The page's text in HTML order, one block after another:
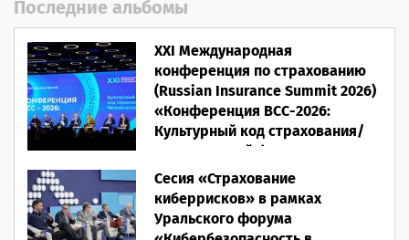
Последние альбомы
XXI Международная
конференция по страхованию
(Russian Insurance Summit 2026)
«Конференция ВСС-2026:
Культурный код страхования/
Человеческий фактор»
28.05.2026
Сесия «Страхование
киберрисков» в рамках
Уральского форума